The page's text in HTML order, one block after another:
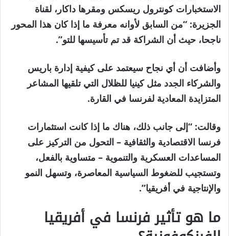
الاستخبارات كونترول ريسكس ومقرها داكار، لقناة
الجزيرة: “من السابق لأوانه معرفة ما إذا كان هذا المحور
ناجحا، حيث أن الشراكة قد تم تأسيسها للتو”.
وأضافت أن أي نجاح سيعتمد على كيفية إدارة باريس
والشركاء الجدد مثل كينيا للظلال التي تلقيها المشاعر
المتزايدة المعادية لفرنسا في القارة.
وقالت: “إلى جانب ذلك، هناك ما إذا كانت استثمارات
فرنسا الاقتصادية والثقافية – التحول من التركيز على
المساعدات العسكرية والتنموية – متساوية بالفعل،
وتستجيب للضغوط السياسية المعاصرة، وتسهل النمو
والإنتاجية في أفريقيا”.
ما هو تأثير فرنسا في أفريقيا